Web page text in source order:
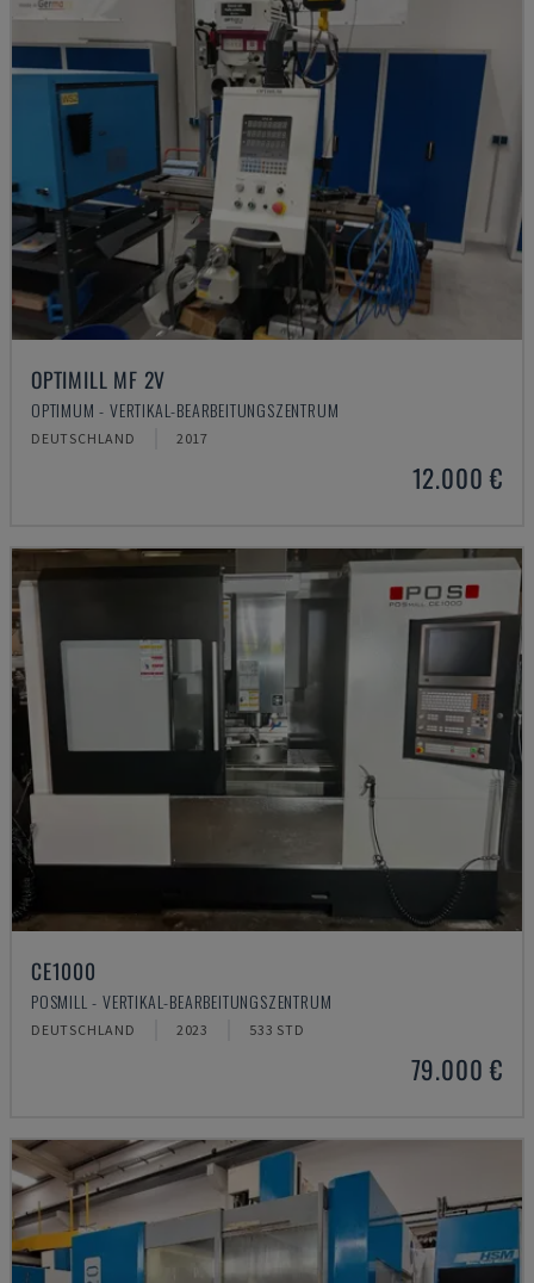
OPTIMILL MF 2V
OPTIMUM - VERTIKAL-BEARBEITUNGSZENTRUM
DEUTSCHLAND 2017
12.000 €
CE1000
POSMILL - VERTIKAL-BEARBEITUNGSZENTRUM
DEUTSCHLAND 2023 533 STD
79.000 €